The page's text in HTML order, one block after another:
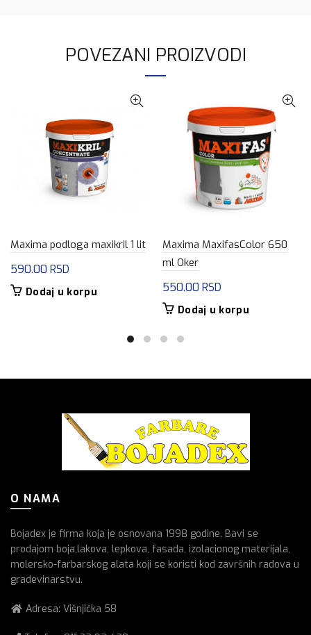
POVEZANI PROIZVODI
Maxima podloga maxikril 1 lit
590.00 RSD
Dodaj u korpu
Maxima MaxifasColor 650
ml Oker
550.00 RSD
Dodaj u korpu
O NAMA
Bojadex je firma koja je osnovana 1998 godine. Bavi se
prodajom boja,lakova, lepkova, fasada, izolacionog materijala,
molersko-farbarskog alata koji se koristi kod završnih radova u
gradevinarstvu.
Adresa: Višnjička 58